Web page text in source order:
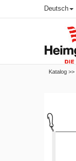
Deutsch
Katalog >>